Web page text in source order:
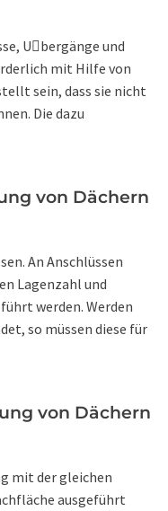
U􀇆bergänge und
mit Hilfe von
sein, dass sie nicht
Die dazu
von Dächern
An Anschlüssen
Lagenzahl und
werden. Werden
so müssen diese für
von Dächern
mit der gleichen
ausgeführt